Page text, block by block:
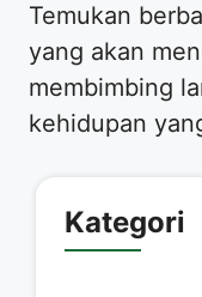
Temukan
yang akan
membimbing
kehidupan
Kategori